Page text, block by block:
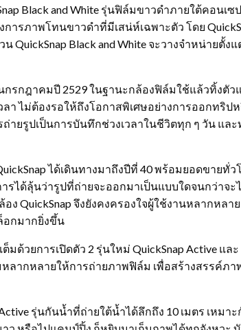
Black and White รุ่นฟิล์มขาวดำภายใต้คอนเซป
ารภาพโทนขาวดำที่มีเสน่ห์เฉพาะตัว โดย
QuickSnap Black and White จะวางจำหน่ายตั้ง
นกรกฎาคมปี 2529 ในฐานะกล้องฟิล์มใช้แล้วทิ้งตั
ไม่ต้องรอให้ถึงโอกาสพิเศษอย่างการออกทริปห
ถ่ายรูปเป็นการบันทึกช่วงเวลาในชีวิตทุก ๆ วัน แ
ได้เดินทางมาถึงปีที่ 40 พร้อมยอดขายทั่
รได้ลุ้นว่ารูปที่ถ่ายจะออกมาเป็นแบบใดจนกว่าจ
ง QuickSnap จึงยังคงครองใจผู้ใช้งานหลากหล
กมากยิ่งขึ้น
ด้วยการเปิดตัว 2 รุ่นใหม่ QuickSnap Active และ
ลากหลายให้การถ่ายภาพฟิล์ม เพื่อสร้างสรรค์ภา
รุ่นกันน้ำที่ถ่ายใต้น้ำได้ลึกถึง 10 เมตร เหม